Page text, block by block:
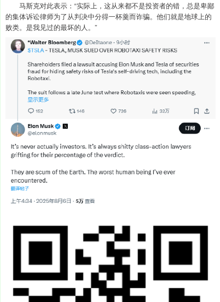
马斯克对此表示：“实际上，这从来都不是投资者的错，总是卑鄙
的集体诉讼律师为了从判决中分得一杯羹而诈骗。他们就是地球上的
败类。是我见过的最坏的人。”